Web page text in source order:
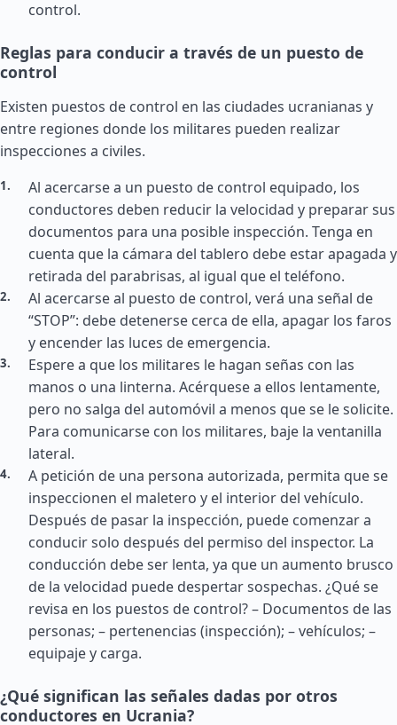
control.
Reglas para conducir a través de un puesto de
control
Existen puestos de control en las ciudades ucranianas y
entre regiones donde los militares pueden realizar
inspecciones a civiles.
Al acercarse a un puesto de control equipado, los
conductores deben reducir la velocidad y preparar sus
documentos para una posible inspección. Tenga en
cuenta que la cámara del tablero debe estar apagada y
retirada del parabrisas, al igual que el teléfono.
Al acercarse al puesto de control, verá una señal de
“STOP”: debe detenerse cerca de ella, apagar los faros
y encender las luces de emergencia.
Espere a que los militares le hagan señas con las
manos o una linterna. Acérquese a ellos lentamente,
pero no salga del automóvil a menos que se le solicite.
Para comunicarse con los militares, baje la ventanilla
lateral.
A petición de una persona autorizada, permita que se
inspeccionen el maletero y el interior del vehículo.
Después de pasar la inspección, puede comenzar a
conducir solo después del permiso del inspector. La
conducción debe ser lenta, ya que un aumento brusco
de la velocidad puede despertar sospechas. ¿Qué se
revisa en los puestos de control? – Documentos de las
personas; – pertenencias (inspección); – vehículos; –
equipaje y carga.
¿Qué significan las señales dadas por otros
conductores en Ucrania?